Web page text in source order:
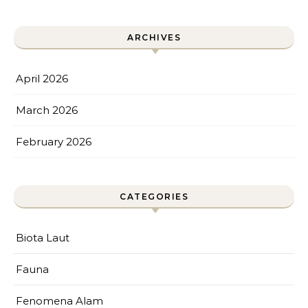
ARCHIVES
April 2026
March 2026
February 2026
CATEGORIES
Biota Laut
Fauna
Fenomena Alam